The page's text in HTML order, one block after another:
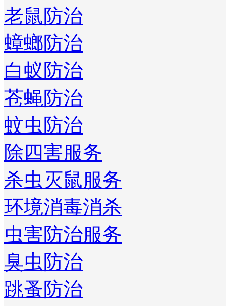
老鼠防治
蟑螂防治
白蚁防治
苍蝇防治
蚊虫防治
除四害服务
杀虫灭鼠服务
环境消毒消杀
虫害防治服务
臭虫防治
跳蚤防治